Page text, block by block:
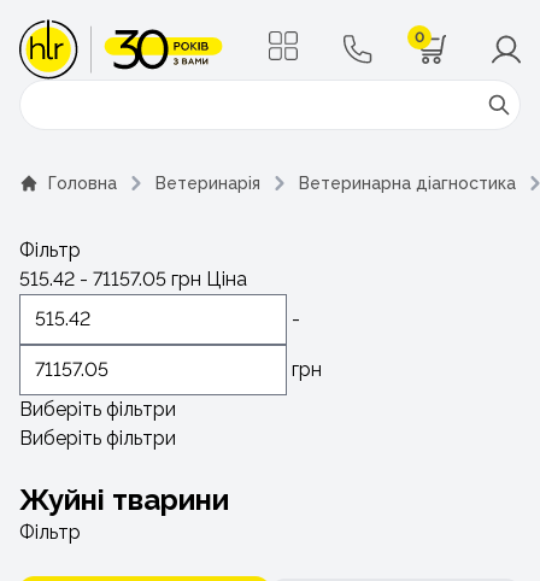
0
Поиск
Головна Ветеринарія Ветеринарна діагностика
Фільтр
515.42 - 71157.05 грн Ціна
-
грн
Виберіть фільтри
Виберіть фільтри
Жуйні тварини
Фільтр